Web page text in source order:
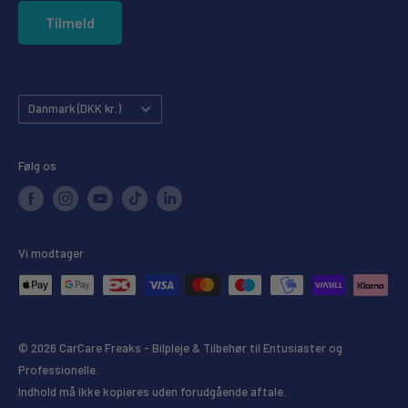
Købsgaranti
Tilmeld
Land
Danmark (DKK kr.)
Følg os
Vi modtager
© 2026 CarCare Freaks - Bilpleje & Tilbehør til Entusiaster og
Professionelle.
Indhold må ikke kopieres uden forudgående aftale.